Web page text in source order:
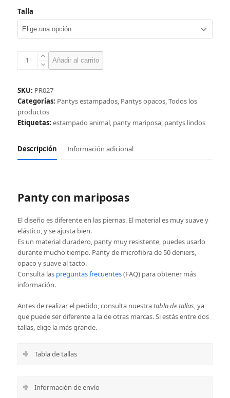
Talla
Panty
rojo
cantidad
Añadir al carrito
SKU: PR027
Categorías: Pantys estampados, Pantys opacos,Todos los
productos
Etiquetas: estampado animal, panty mariposa, pantys lindos
Descripción Información adicional
Panty con mariposas
El diseño es diferente en las piernas. El material es muy suave y
elástico, y se ajusta bien.
Es un material duradero, panty muy resistente, puedes usarlo
durante mucho tiempo. Panty de microfibra de 50 deniers,
opaco y suave al tacto.
Consulta las preguntas frecuentes(FAQ) para obtener más
información.
Antes de realizar el pedido, consulta nuestratabla de tallas, ya
que puede ser diferente a la de otras marcas. Si estás entre dos
tallas, elige la más grande.
Tabla de tallas
Información de envío